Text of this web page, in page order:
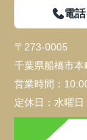
電
〒273-0005
千葉県船橋市
営業時間：
定休日： 水曜